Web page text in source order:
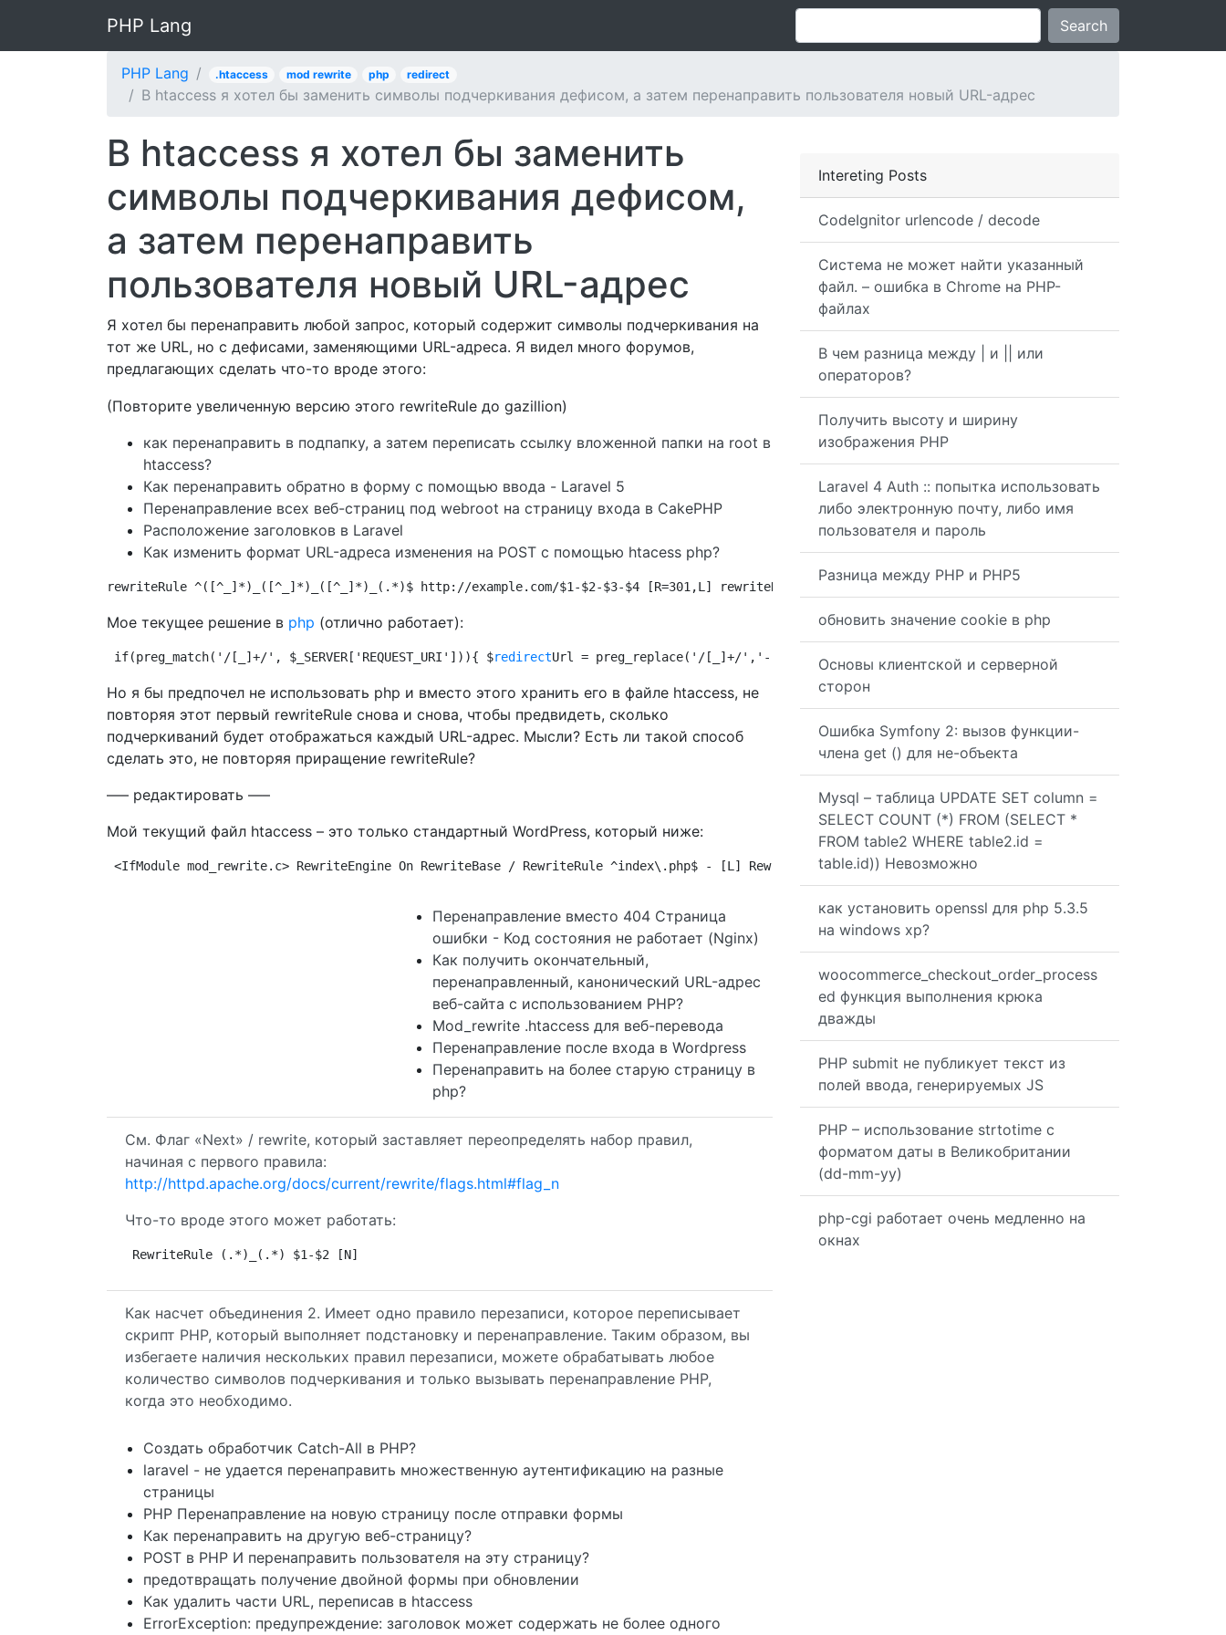
PHP Lang Search
PHP Lang .htaccess mod rewrite php redirect
В htaccess я хотел бы заменить символы подчеркивания дефисом, а затем перенаправить пользователя новый URL-адрес
Intereting Posts
CodeIgnitor urlencode / decode
Система не может найти указанный
файл. – ошибка в Chrome на PHP-
файлах
В чем разница между | и || или
операторов?
Получить высоту и ширину
изображения PHP
Laravel 4 Auth :: попытка использовать
либо электронную почту, либо имя
пользователя и пароль
Разница между PHP и PHP5
обновить значение cookie в php
Основы клиентской и серверной
сторон
Ошибка Symfony 2: вызов функции-
члена get () для не-объекта
Mysql – таблица UPDATE SET column =
SELECT COUNT (*) FROM (SELECT *
FROM table2 WHERE table2.id =
table.id)) Невозможно
как установить openssl для php 5.3.5
на windows xp?
woocommerce_checkout_order_process
ed функция выполнения крюка
дважды
PHP submit не публикует текст из
полей ввода, генерируемых JS
PHP – использование strtotime с
форматом даты в Великобритании
(dd-mm-yy)
php-cgi работает очень медленно на
окнах
В htaccess я хотел бы заменить
символы подчеркивания дефисом,
а затем перенаправить
пользователя новый URL-адрес
Я хотел бы перенаправить любой запрос, который содержит символы подчеркивания на
тот же URL, но с дефисами, заменяющими URL-адреса. Я видел много форумов,
предлагающих сделать что-то вроде этого:
(Повторите увеличенную версию этого rewriteRule до gazillion)
как перенаправить в подпапку, а затем переписать ссылку вложенной папки на root в
htaccess?
Как перенаправить обратно в форму с помощью ввода - Laravel 5
Перенаправление всех веб-страниц под webroot на страницу входа в CakePHP
Расположение заголовков в Laravel
Как изменить формат URL-адреса изменения на POST с помощью htacess php?
rewriteRule ^([^_]*)_([^_]*)_([^_]*)_(.*)$ http://example.com/$1-$2-$3-$4 [R=301,L] rewriteRule ^([^_]*)_([^_]*)_(.*)$ http://example.com/$1-$2-$3
Мое текущее решение в php (отлично работает):
if(preg_match('/[_]+/', $_SERVER['REQUEST_URI'])){ $redirectUrl = preg_replace('/[_]+/','-', $_SERVER['REQUEST_URI']); header('Location: '.
Но я бы предпочел не использовать php и вместо этого хранить его в файле htaccess, не
повторяя этот первый rewriteRule снова и снова, чтобы предвидеть, сколько
подчеркиваний будет отображаться каждый URL-адрес. Мысли? Есть ли такой способ
сделать это, не повторяя приращение rewriteRule?
—– редактировать —–
Мой текущий файл htaccess – это только стандартный WordPress, который ниже:
<IfModule mod_rewrite.c> RewriteEngine On RewriteBase / RewriteRule ^index\.php$ - [L] RewriteCond %{REQUEST_FILENAME} !-f RewriteCond
Перенаправление вместо 404 Страница
ошибки - Код состояния не работает (Nginx)
Как получить окончательный,
перенаправленный, канонический URL-адрес
веб-сайта с использованием PHP?
Mod_rewrite .htaccess для веб-перевода
Перенаправление после входа в Wordpress
Перенаправить на более старую страницу в
php?
См. Флаг «Next» / rewrite, который заставляет переопределять набор правил,
начиная с первого правила:
http://httpd.apache.org/docs/current/rewrite/flags.html#flag_n
Что-то вроде этого может работать:
RewriteRule (.*)_(.*) $1-$2 [N]
Как насчет объединения 2. Имеет одно правило перезаписи, которое переписывает
скрипт PHP, который выполняет подстановку и перенаправление. Таким образом, вы
избегаете наличия нескольких правил перезаписи, можете обрабатывать любое
количество символов подчеркивания и только вызывать перенаправление PHP,
когда это необходимо.
Создать обработчик Catch-All в PHP?
laravel - не удается перенаправить множественную аутентификацию на разные
страницы
PHP Перенаправление на новую страницу после отправки формы
Как перенаправить на другую веб-страницу?
POST в PHP И перенаправить пользователя на эту страницу?
предотвращать получение двойной формы при обновлении
Как удалить части URL, переписав в htaccess
ErrorException: предупреждение: заголовок может содержать не более одного